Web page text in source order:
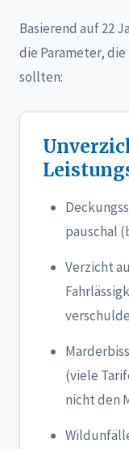
Basierend auf 22
die Parameter,
sollten:
pauschal
Verzicht
(viele
nicht den